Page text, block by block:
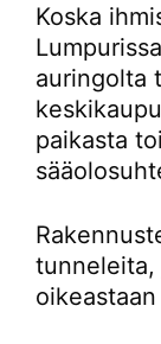
Koska
auringolta
paikasta
tunneleita,